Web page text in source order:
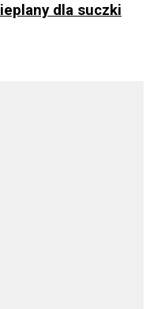
dla suczki